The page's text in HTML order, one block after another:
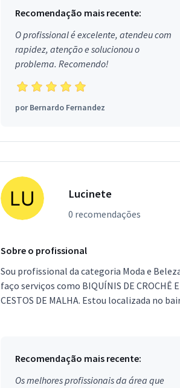
Recomendação mais recente:
O profissional é excelente, atendeu com
rapidez, atenção e solucionou o
problema. Recomendo!
porBernardo Fernandez
Lucinete
0 recomendações
Sobre o profissional
Sou profissional da categoria Moda e
faço serviços como BIQUÍNIS DE CROCHÊ E
CESTOS DE MALHA. Estou localizada no
Recomendação mais recente:
Os melhores profissionais da área que